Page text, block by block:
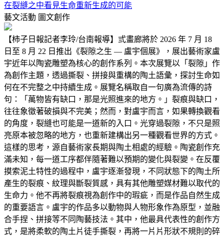
在裂縫之中看見生命重新生成的可能
藝文活動 圖文創作
【柿子日報記者李玲/台南報導】弎畫廊將於 2026 年 7 月 18
日至 8 月 22 日推出《裂隙之生 — 盧宇個展》，展出藝術家盧
宇近年以陶瓷雕塑為核心的創作系列。本次展覽以「裂隙」作
為創作主題，透過撕裂、拼接與重構的陶土語彙，探討生命如
何在不完整之中持續生成。展覽名稱取自一句廣為流傳的詩
句：「萬物皆有缺口，那是光照進來的地方。」裂痕與缺口，
往往象徵著破損與不完美；然而，對盧宇而言，如果轉換觀看
的角度，裂縫也可能是一道新的入口。光穿過裂隙，不只是照
亮原本被忽略的地方，也重新建構出另一種觀看世界的方式。
這樣的思考，源自藝術家長期與陶土相處的經驗。陶瓷創作充
滿未知，每一道工序都伴隨著難以預期的變化與裂變。在反覆
摸索泥土特性的過程中，盧宇逐漸發現，不同狀態下的陶土所
產生的裂痕、紋理與斷裂質感，具有其他雕塑媒材難以取代的
生命力。他不再將裂痕視為創作中的瑕疵，而是作品自然生成
的重要語言。盧宇的作品多以動物與人物形象作為原型，並融
合手捏、拼接等不同陶藝技法。其中，他最具代表性的創作方
式，是將柔軟的陶土片徒手撕裂，再將一片片形狀不規則的碎